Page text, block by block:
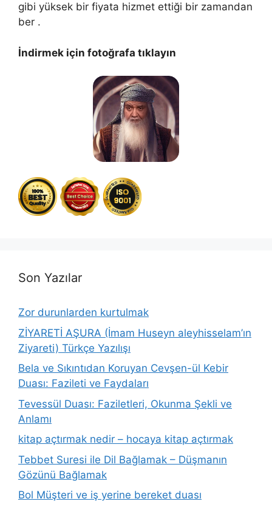
gibi yüksek bir fiyata hizmet ettiği bir zamandan
ber .
İndirmek için fotoğrafa tıklayın
Son Yazılar
Zor durunlarden kurtulmak
ZİYARETİ AŞURA (İmam Huseyn aleyhisselam’ın
Ziyareti) Türkçe Yazılışı
Bela ve Sıkıntıdan Koruyan Cevşen-ül Kebir
Duası: Fazileti ve Faydaları
Tevessül Duası: Faziletleri, Okunma Şekli ve
Anlamı
kitap açtırmak nedir – hocaya kitap açtırmak
Tebbet Suresi ile Dil Bağlamak – Düşmanın
Gözünü Bağlamak
Bol Müşteri ve iş yerine bereket duası